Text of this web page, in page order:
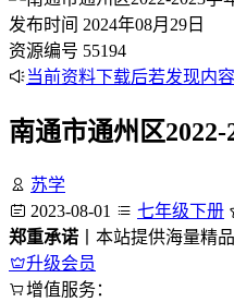
发布时间 2024年08月29日
资源编号 55194
当前资料下载后若发现内
南通市通州区
苏学
2023-08-01
七年级下册
郑重承诺 丨本站提供海量精
升级会员
增值服务：